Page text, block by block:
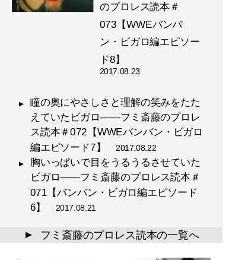
のプロレス読本＃
073【WWEバンバ
ン・ビガロ編エピソー
ド8】
2017.08.23
瞳の奥にやさしさと理解の笑みをたた
えていたビガロ――フミ斎藤のプロレ
ス読本＃072【WWEバンバン・ビガロ
編エピソード7】 2017.08.22
胸いっぱいで目をうるうるさせていた
ビガロ――フミ斎藤のプロレス読本＃
071【バンバン・ビガロ編エピソード
6】
2017.08.21
▲ フミ斎藤のプロレス読本の一覧へ